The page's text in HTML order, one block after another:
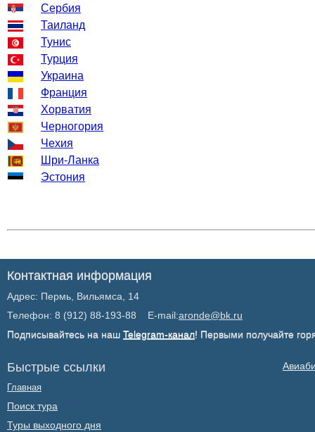
Сербия
Таиланд
Тунис
Турция
Украина
Франция
Хорватия
Черногория
Чехия
Шри-Ланка
Эстония
Контактная информация
Адрес: Пермь, Вильямса, 14
Телефон: 8 (912) 88-193-88 E-mail:aronde@bk.ru
Подписывайтесь на наш Telegram-канал! Первыми получайте
Быстрые ссылки
Главная
Поиск тура
Туры выходного дня